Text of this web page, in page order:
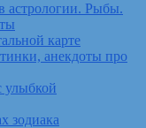
астрологии. Рыбы.
карте
анекдоты про
улыбкой
зодиака